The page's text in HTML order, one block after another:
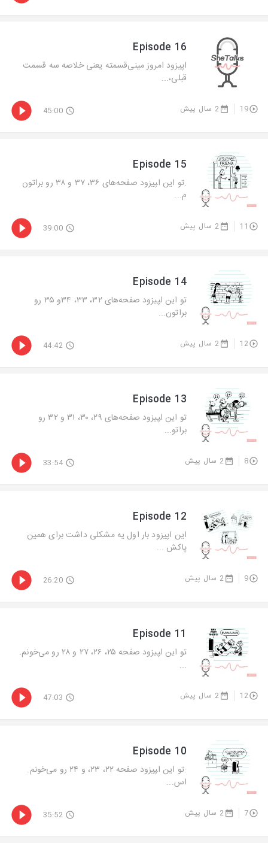
Episode 16
اپیزود امروز مینی‌قسمته یعنی خلاصه سه قسمت
قبلی،...
19 2 سال پیش 45:00
Episode 15
.تو این ا‍پیزود صفحه‌های ۳۶، ۳۷ و ۳۸ رو براتون
م...
11 2 سال پیش 39:00
Episode 14
تو این ا‍پیزود صفحه‌های ۳۲، ۳۳، ۳۴و ۳۵ رو
براتون...
12 2 سال پیش 44:42
Episode 13
تو این ا‍پیزود صفحه‌های ۲۹، ۳۰، ۳۱ و ۳۲ رو
براتو...
8 2 سال پیش 33:54
Episode 12
این اپیزود بار اول یه مشکلی داشت برای همین
پاکش ...
9 2 سال پیش 26:20
Episode 11
تو این ا‍پیزود صفحه ۲۵، ۲۶، ۲۷ و ۲۸ رو می‌خونم.
...
12 2 سال پیش 47:03
Episode 10
:تو این ا‍پیزود صفحه ۲۲، ۲۳، و ۲۴ رو می‌خونم.
اس...
7 2 سال پیش 35:52